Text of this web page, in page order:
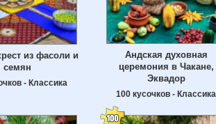
из фасоли и
семян
- Классика
Андская духовная
церемония в Чакане,
Эквадор
100 кусочков - Классика